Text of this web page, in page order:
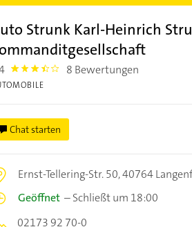
Strunk Karl-Heinrich
3.4 8 Bewertungen
Chat starten
Ernst-Tellering-Str. 50,40764
Geöffnet–Schließt um 18:00
02173 92 70-0